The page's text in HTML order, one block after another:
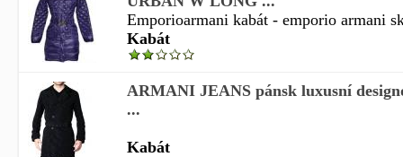
Emporioarmani kabát - emporio armani
Kabát
ARMANI JEANS pánsk luxusní
...
Kabát